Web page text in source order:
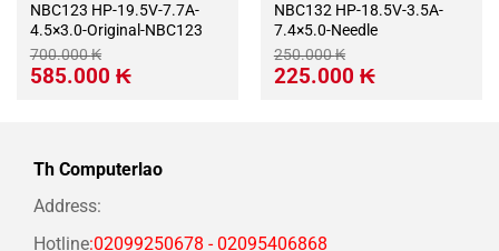
NBC123 HP-19.5V-7.7A-
4.5×3.0-Original-NBC123
700.000₭
Giá
gốc
585.000 ₭Giá
hiện
NBC132 HP-18.5V-3.5A-
7.4×5.0-Needle
250.000₭
Giá
gốc
225.000 ₭Giá
hiện
Th Computerlao
Address:
Hotline:02099250678 - 02095406868